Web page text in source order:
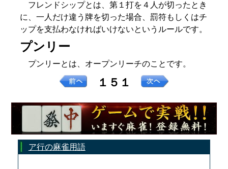
フレンドシップとは、第１打を４人が切ったとき
に、一人だけ違う牌を切った場合、罰符もしくはチ
ップを支払わなければいけないというルールです。
プンリー
プンリーとは、オープンリーチのことです。
１５１
ア行の麻雀用語